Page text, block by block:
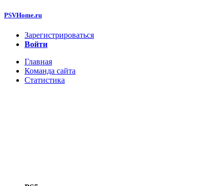
PSVHome.ru
Зарегистрироваться
Войти
Главная
Команда сайта
Статистика